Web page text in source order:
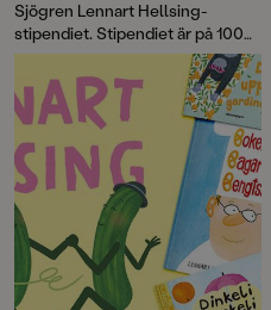
Sjögren Lennart Hellsing-
stipendiet. Stipendiet är på 100
000 kronor och ska delas ut
varje år på författarens
födelsedag till
bilderboksskapare som verkar i
Hellsings anda.